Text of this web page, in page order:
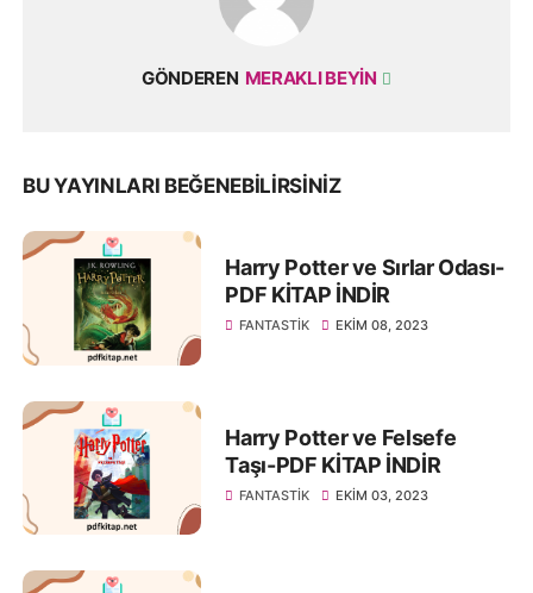
GÖNDEREN MERAKLI BEYIN
BU YAYINLARI BEĞENEBILIRSINIZ
Harry Potter ve Sırlar Odası-
PDF KİTAP İNDİR
FANTASTIK EKIM 08, 2023
Harry Potter ve Felsefe
Taşı-PDF KİTAP İNDİR
FANTASTIK EKIM 03, 2023